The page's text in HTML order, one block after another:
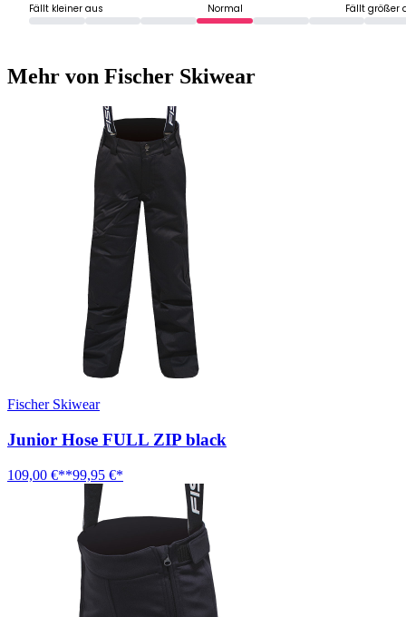
Fällt kleiner aus Normal Fällt größer
Mehr von Fischer Skiwear
Fischer Skiwear
Junior Hose FULL ZIP black
109,00 €**99,95 €*